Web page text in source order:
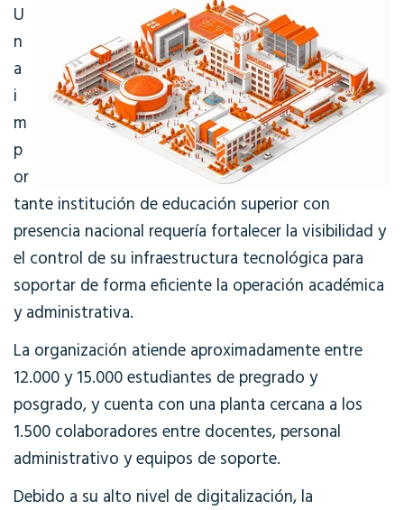
U
n
a
i
m
p
or
tante institución de educación superior con
presencia nacional requería fortalecer la visibilidad y
el control de su infraestructura tecnológica para
soportar de forma eficiente la operación académica
y administrativa.
La organización atiende aproximadamente entre
12.000 y 15.000 estudiantes de pregrado y
posgrado, y cuenta con una planta cercana a los
1.500 colaboradores entre docentes, personal
administrativo y equipos de soporte.
Debido a su alto nivel de digitalización, la